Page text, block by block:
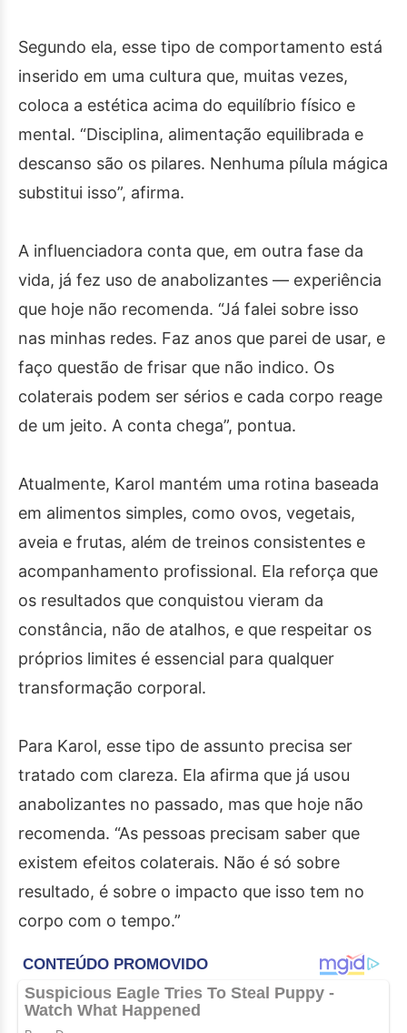
Segundo ela, esse tipo de comportamento está
inserido em uma cultura que, muitas vezes,
coloca a estética acima do equilíbrio físico e
mental. “Disciplina, alimentação equilibrada e
descanso são os pilares. Nenhuma pílula mágica
substitui isso”, afirma.
A influenciadora conta que, em outra fase da
vida, já fez uso de anabolizantes — experiência
que hoje não recomenda. “Já falei sobre isso
nas minhas redes. Faz anos que parei de usar, e
faço questão de frisar que não indico. Os
colaterais podem ser sérios e cada corpo reage
de um jeito. A conta chega”, pontua.
Atualmente, Karol mantém uma rotina baseada
em alimentos simples, como ovos, vegetais,
aveia e frutas, além de treinos consistentes e
acompanhamento profissional. Ela reforça que
os resultados que conquistou vieram da
constância, não de atalhos, e que respeitar os
próprios limites é essencial para qualquer
transformação corporal.
Para Karol, esse tipo de assunto precisa ser
tratado com clareza. Ela afirma que já usou
anabolizantes no passado, mas que hoje não
recomenda. “As pessoas precisam saber que
existem efeitos colaterais. Não é só sobre
resultado, é sobre o impacto que isso tem no
corpo com o tempo.”